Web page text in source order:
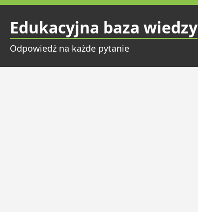
Przejdź
treściEdukacyjna baza wiedzy
Odpowiedź na każde pytanie